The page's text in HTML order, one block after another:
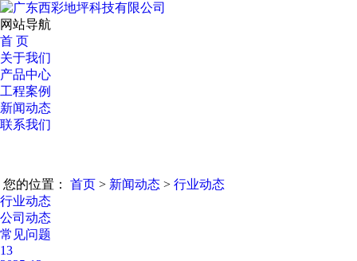
网站导航
首 页
关于我们
产品中心
工程案例
新闻动态
联系我们
您的位置： 首页 > 新闻动态 > 行业动态
行业动态
公司动态
常见问题
13